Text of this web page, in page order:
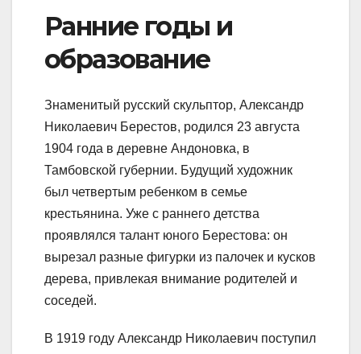
Ранние годы и
образование
Знаменитый русский скульптор, Александр
Николаевич Берестов, родился 23 августа
1904 года в деревне Андоновка, в
Тамбовской губернии. Будущий художник
был четвертым ребенком в семье
крестьянина. Уже с раннего детства
проявлялся талант юного Берестова: он
вырезал разные фигурки из палочек и кусков
дерева, привлекая внимание родителей и
соседей.
В 1919 году Александр Николаевич поступил